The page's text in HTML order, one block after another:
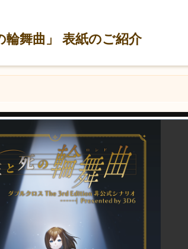
舞曲」 表紙のご紹介